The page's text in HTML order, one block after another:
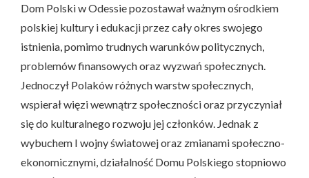
Dom Polski w Odessie pozostawał ważnym ośrodkiem
polskiej kultury i edukacji przez cały okres swojego
istnienia, pomimo trudnych warunków politycznych,
problemów finansowych oraz wyzwań społecznych.
Jednoczył Polaków różnych warstw społecznych,
wspierał więzi wewnątrz społeczności oraz przyczyniał
się do kulturalnego rozwoju jej członków. Jednak z
wybuchem I wojny światowej oraz zmianami społeczno-
ekonomicznymi, działalność Domu Polskiego stopniowo